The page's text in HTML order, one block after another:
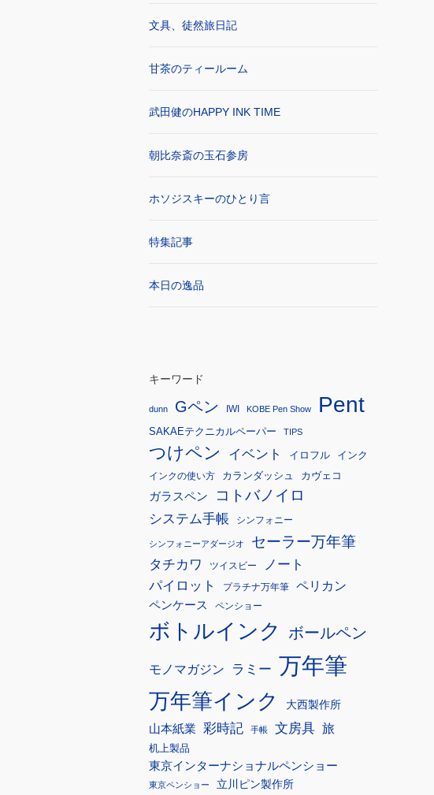
文具、徒然旅日記
甘茶のティールーム
武田健のHAPPY INK TIME
朝比奈斎の玉石参房
ホソジスキーのひとり言
特集記事
本日の逸品
キーワード
dunn Gペン IWI KOBE Pen Show Pent
SAKAEテクニカルペーパー TIPS
つけペン イベント イロフル インク
インクの使い方 カランダッシュ カヴェコ
ガラスペン コトバノイロ
システム手帳 シンフォニー
シンフォニーアダージオ セーラー万年筆
タチカワ ツイスビー
ノート
パイロット
プラチナ万年筆 ペリカン
ペンケース ペンショー
ボトルインク ボールペン
モノマガジン ラミー 万年筆
万年筆インク
大西製作所
山本紙業
彩時記 手帳 文房具 旅
机上製品
東京インターナショナルペンショー
東京ペンショー 立川ピン製作所